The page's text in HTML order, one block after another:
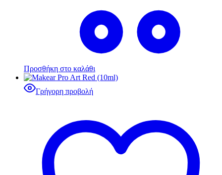
Προσθήκη στο καλάθι
Γρήγορη προβολή